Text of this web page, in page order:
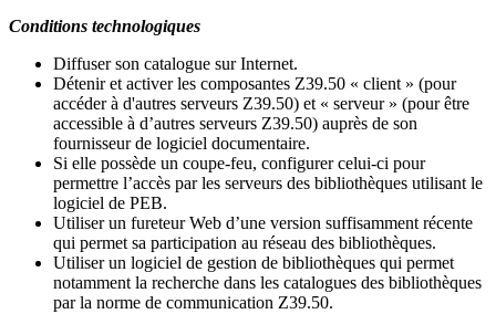
Conditions technologiques
Diffuser son catalogue sur Internet.
Détenir et activer les composantes Z39.50 « client » (pour
accéder à d'autres serveurs Z39.50) et « serveur » (pour être
accessible à d’autres serveurs Z39.50) auprès de son
fournisseur de logiciel documentaire.
Si elle possède un coupe-feu, configurer celui-ci pour
permettre l’accès par les serveurs des bibliothèques utilisant le
logiciel de PEB.
Utiliser un fureteur Web d’une version suffisamment récente
qui permet sa participation au réseau des bibliothèques.
Utiliser un logiciel de gestion de bibliothèques qui permet
notamment la recherche dans les catalogues des bibliothèques
par la norme de communication Z39.50.